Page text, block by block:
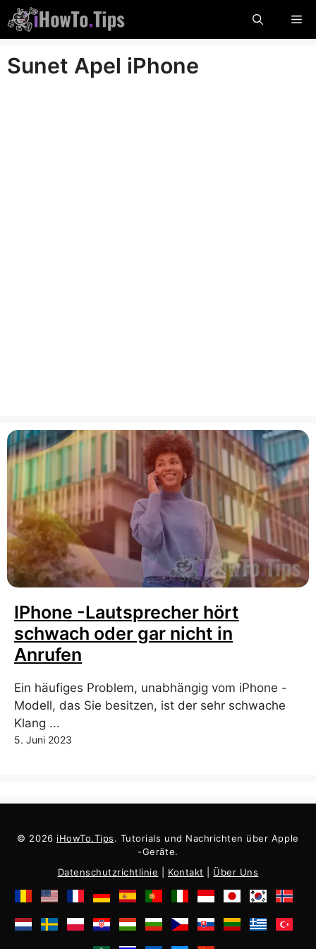
Überspringen
Sie
zu
Inhalten
Sunet Apel iPhone
IPhone -Lautsprecher hört
schwach oder gar nicht in
Anrufen
Ein häufiges Problem, unabhängig vom iPhone -
Modell, das Sie besitzen, ist der sehr schwache
Klang ...
5. Juni 2023
© 2026 iHowTo.Tips. Tutorials und Nachrichten über Apple
-Geräte.
Datenschutzrichtlinie
Kontakt Über Uns